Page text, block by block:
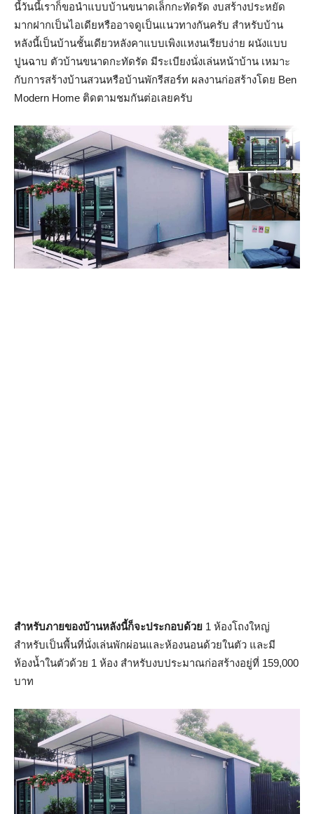
นี้วันนี้เราก็ขอนำแบบบ้านขนาดเล็กกะทัดรัด งบสร้างประหยัด
มากฝากเป็นไอเดียหรืออาจดูเป็นแนวทางกันครับ สำหรับบ้าน
หลังนี้เป็นบ้านชั้นเดียวหลังคาแบบเพิงแหงนเรียบง่าย ผนังแบบ
ปูนฉาบ ตัวบ้านขนาดกะทัดรัด มีระเบียงนั่งเล่นหน้าบ้าน เหมาะ
กับการสร้างบ้านสวนหรือบ้านพักรีสอร์ท ผลงานก่อสร้างโดย Ben
Modern Home ติดตามชมกันต่อเลยครับ
สำหรับภายของบ้านหลังนี้ก็จะประกอบด้วย 1 ห้องโถงใหญ่
สำหรับเป็นพื้นที่นั่งเล่นพักผ่อนและห้องนอนด้วยในตัว และมี
ห้องน้ำในตัวด้วย 1 ห้อง สำหรับงบประมาณก่อสร้างอยู่ที่ 159,000
บาท